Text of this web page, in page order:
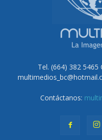
Tel. (664) 382 5465
Contáctanos: